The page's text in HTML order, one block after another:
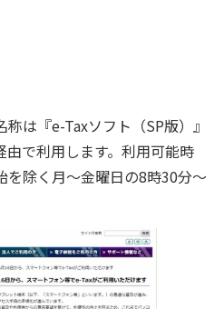
は『e-Taxソフト（SP版）』
で利用します。利用可能時
を除く月～金曜日の8時30分～